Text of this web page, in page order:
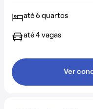
até 6 quartos
até 4 vagas
Ver